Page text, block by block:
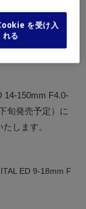
トである小型・
ームレンズで
常識を覆し、
14-150mm F4.0-
旬発売予定）に
します。
ED 9-18mm F
を受け入
れる